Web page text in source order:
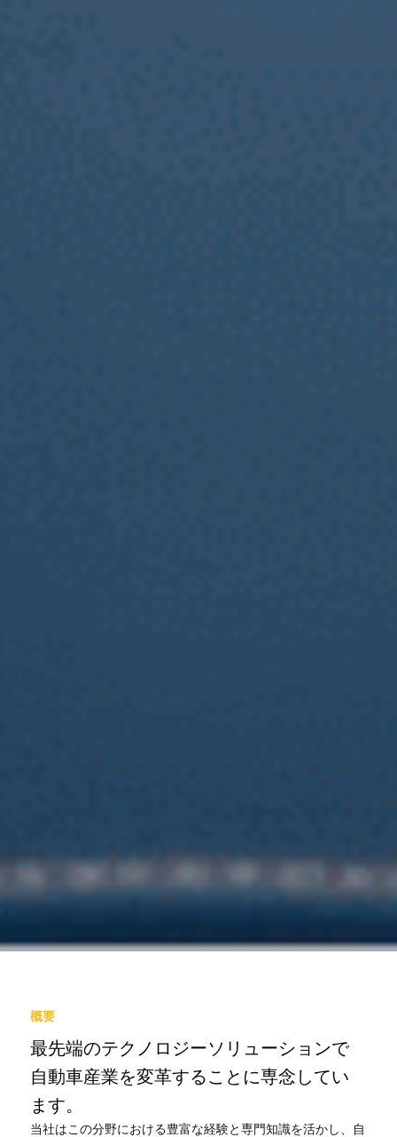
概要
最先端のテクノロジーソリューションで
自動車産業を変革することに専念してい
ます。
当社はこの分野における豊富な経験と専門知識を活かし、自